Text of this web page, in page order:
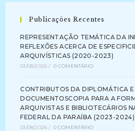
Publicações Recentes
REPRESENTAÇÃO TEMÁTICA DA
REFLEXÕES ACERCA DE
ARQUIVÍSTICAS (2020-2023)
03/08/2026 / 0 COMENTÁRIO
CONTRIBUTOS DA DIPLOMÁTICA
DOCUMENTOSCOPIA PARA A
ARQUIVISTAS E BIBLIOTECÁRIOS
FEDERAL DA PARAÍBA (2023-2024)
03/08/2026 / 0 COMENTÁRIO